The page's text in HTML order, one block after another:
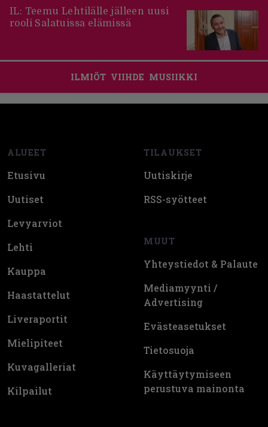
IL: Teemu Lehtilälle jälleen uusi
rooli Salatuissa elämissä
ILMIÖT VIIHDE MUSIIKKI
ALUEET
Etusivu
Uutiset
Levyarviot
Lehti
Kauppa
Haastattelut
Liveraportit
Mielipiteet
Kuvagalleriat
Kilpailut
TILAUKSET
Uutiskirje
RSS-syötteet
MUUT
Yhteystiedot & Palaute
Mediamyynti /
Advertising
Evästeasetukset
Tietosuoja
Käyttäytymiseen
perustuva mainonta